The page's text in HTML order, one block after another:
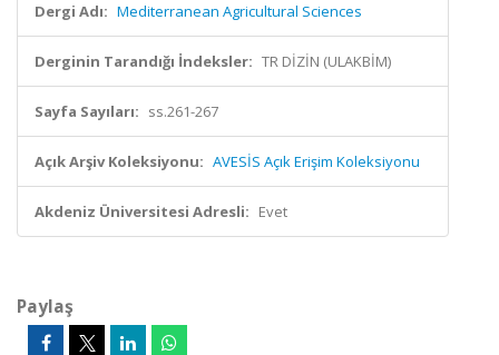
Dergi Adı: Mediterranean Agricultural Sciences
Derginin Tarandığı İndeksler: TR DİZİN (ULAKBİM)
Sayfa Sayıları: ss.261-267
Açık Arşiv Koleksiyonu: AVESİS Açık Erişim Koleksiyonu
Akdeniz Üniversitesi Adresli: Evet
Paylaş